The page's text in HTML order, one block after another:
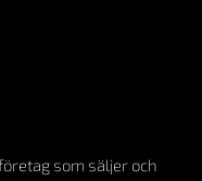
som säljer och